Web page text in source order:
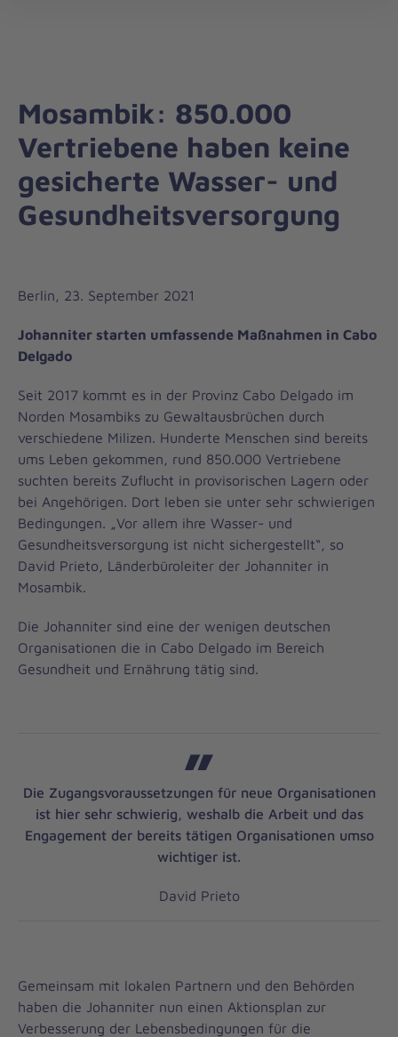
Mosambik: 850.000
Vertriebene haben keine
gesicherte Wasser- und
Gesundheitsversorgung
Berlin, 23. September 2021
Johanniter starten umfassende Maßnahmen in Cabo
Delgado
Seit 2017 kommt es in der Provinz Cabo Delgado im
Norden Mosambiks zu Gewaltausbrüchen durch
verschiedene Milizen. Hunderte Menschen sind bereits
ums Leben gekommen, rund 850.000 Vertriebene
suchten bereits Zuflucht in provisorischen Lagern oder
bei Angehörigen. Dort leben sie unter sehr schwierigen
Bedingungen. „Vor allem ihre Wasser- und
Gesundheitsversorgung ist nicht sichergestellt“, so
David Prieto, Länderbüroleiter der Johanniter in
Mosambik.
Die Johanniter sind eine der wenigen deutschen
Organisationen die in Cabo Delgado im Bereich
Gesundheit und Ernährung tätig sind.
Die Zugangsvoraussetzungen für neue Organisationen
ist hier sehr schwierig, weshalb die Arbeit und das
Engagement der bereits tätigen Organisationen umso
wichtiger ist.
David Prieto
Gemeinsam mit lokalen Partnern und den Behörden
haben die Johanniter nun einen Aktionsplan zur
Verbesserung der Lebensbedingungen für die